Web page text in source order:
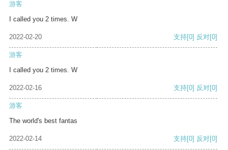
游客
I called you 2 times. W
2022-02-20 支持[0] 反对[0]
游客
I called you 2 times. W
2022-02-16 支持[0] 反对[0]
游客
The world's best fantas
2022-02-14 支持[0] 反对[0]